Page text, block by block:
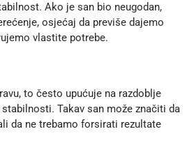
Ako je san bio neugodan,
osjećaj da previše dajemo
vlastite potrebe.
to često upućuje na razdoblje
Takav san može značiti da
da ne trebamo forsirati rezultate